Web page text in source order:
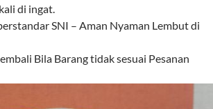
di ingat.
SNI – Aman Nyaman Lembut di
Bila Barang tidak sesuai Pesanan